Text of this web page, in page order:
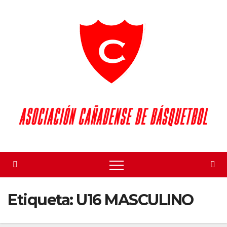
Etiqueta: U16 MASCULINO